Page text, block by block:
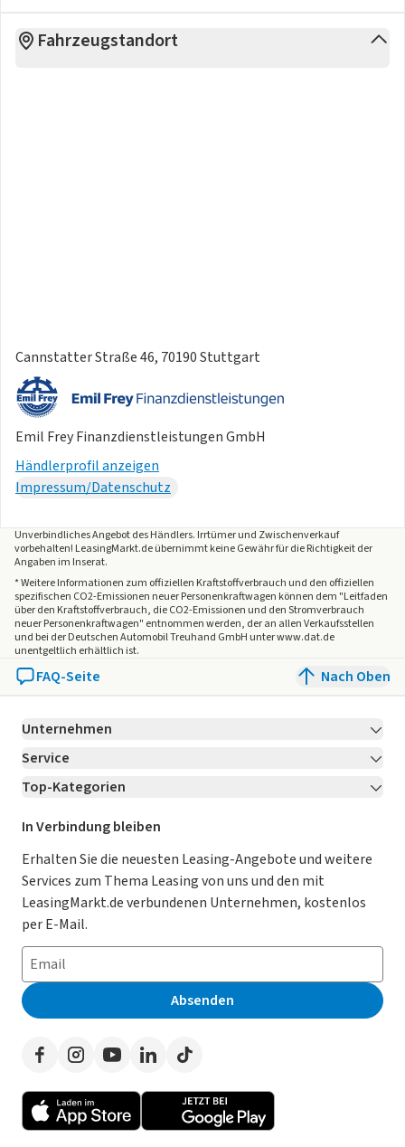
Fahrzeugstandort
Cannstatter Straße 46, 70190 Stuttgart
Emil Frey Finanzdienstleistungen GmbH
Händlerprofil anzeigen
Impressum/Datenschutz
Unverbindliches Angebot desHändlers. Irrtümer und Zwischenverkauf
vorbehalten! LeasingMarkt.de übernimmt keine Gewähr für die Richtigkeit der
Angaben im Inserat.
* Weitere Informationen zum offiziellen Kraftstoffverbrauch und den offiziellen
spezifischen CO2-Emissionen neuer Personenkraftwagen können dem "Leitfaden
über den Kraftstoffverbrauch, die CO2-Emissionen und den Stromverbrauch
neuer Personenkraftwagen" entnommen werden, der an allen Verkaufsstellen
und bei der Deutschen Automobil Treuhand GmbH unter www.dat.de
unentgeltlich erhältlich ist.
FAQ-Seite Nach Oben
Unternehmen
Über LeasingMarkt.de
Karriere Jetzt bewerben!
Für Händler
Kooperation mit AutoScout24
AGB
Datenschutz
Impressum
Erklärung zur Barrierefreiheit
Presse
Service
Kontakt
Ratgeber
Magazin
Datenschutz-Einstellungen
So funktioniert’s
Häufig gestellte Fragen
Leasing-Lexikon
Auto-Tests
Werben auf LeasingMarkt.de
Top-Kategorien
Leasing Deals
Gebrauchtwagen Leasing
Leasing ohne Anzahlung
E-Auto Leasing
Privatleasing
Leasing-Vergleiche
Herstellerverzeichnis
Händlerverzeichnis
In Verbindung bleiben
Erhalten Sie die neuesten Leasing-Angebote und weitere
Services zum Thema Leasing von uns und den mit
LeasingMarkt.de verbundenen Unternehmen, kostenlos
per E-Mail.
Absenden